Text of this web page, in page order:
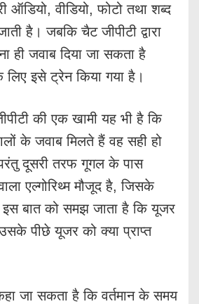
ऑडियो, वीडियो, फोटो तथा शब्द
है। जबकि चैट जीपीटी द्वारा
ही जवाब दिया जा सकता है
इसे ट्रेन किया गया है।
की एक खामी यह भी है कि
के जवाब मिलते हैं वह सही हो
दूसरी तरफ गूगल के पास
एल्गोरिथ्म मौजूद है, जिसके
इस बात को समझ जाता है कि यूजर
पीछे यूजर को क्या प्राप्त
जा सकता है कि वर्तमान के समय